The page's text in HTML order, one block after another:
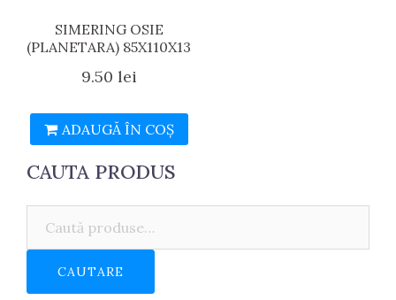
SIMERING OSIE
(PLANETARA) 85X110X13
9.50 lei
ADAUGĂ ÎN COȘ
CAUTA PRODUS
CAUTARE